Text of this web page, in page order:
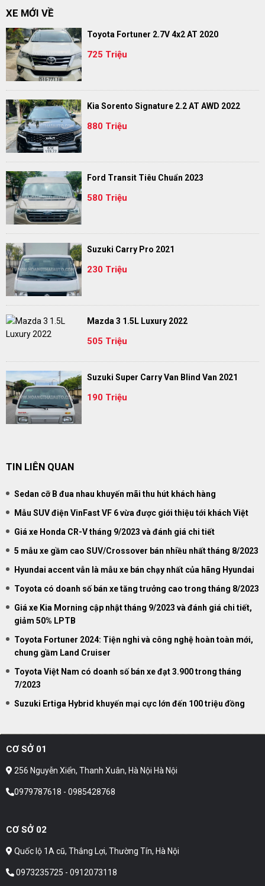
XE MỚI VỀ
Toyota Fortuner 2.7V 4x2 AT 2020
725 Triệu
Kia Sorento Signature 2.2 AT AWD 2022
880 Triệu
Ford Transit Tiêu Chuẩn 2023
580 Triệu
Suzuki Carry Pro 2021
230 Triệu
Mazda 3 1.5L Luxury 2022
505 Triệu
Suzuki Super Carry Van Blind Van 2021
190 Triệu
TIN LIÊN QUAN
Sedan cỡ B đua nhau khuyến mãi thu hút khách hàng
Mẫu SUV điện VinFast VF 6 vừa được giới thiệu tới khách Việt
Giá xe Honda CR-V tháng 9/2023 và đánh giá chi tiết
5 mẫu xe gầm cao SUV/Crossover bán nhiều nhất tháng 8/2023
Hyundai accent vẫn là mẫu xe bán chạy nhất của hãng Hyundai
Toyota có doanh số bán xe tăng trưởng cao trong tháng 8/2023
Giá xe Kia Morning cập nhật tháng 9/2023 và đánh giá chi tiết,
giảm 50% LPTB
Toyota Fortuner 2024: Tiện nghi và công nghệ hoàn toàn mới,
chung gầm Land Cruiser
Toyota Việt Nam có doanh số bán xe đạt 3.900 trong tháng
7/2023
Suzuki Ertiga Hybrid khuyến mại cực lớn đến 100 triệu đồng
CƠ SỞ 01
256 Nguyễn Xiển, Thanh Xuân, Hà Nội Hà Nội
0979787618 - 0985428768
CƠ SỞ 02
Quốc lộ 1A cũ, Thắng Lợi, Thường Tín, Hà Nội
0973235725 - 0912073118